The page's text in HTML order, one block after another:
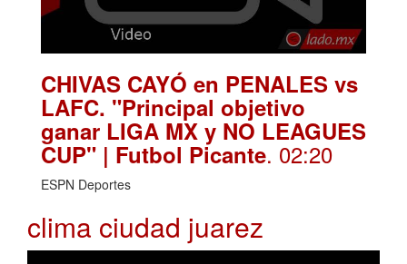
CHIVAS CAYÓ en PENALES vs
LAFC. "Principal objetivo
ganar LIGA MX y NO LEAGUES
CUP" | Futbol Picante. 02:20
ESPN Deportes
clima ciudad juarez